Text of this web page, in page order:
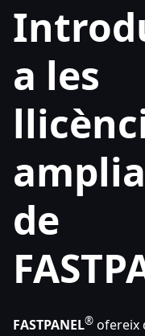
a les
de
FASTPANEL® ofereix